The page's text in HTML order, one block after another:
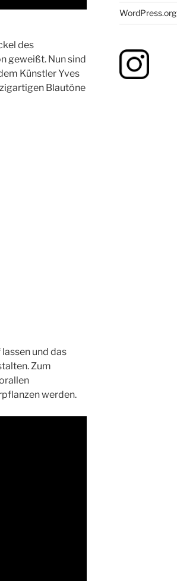
des
geweißt. Nun sind
Künstler Yves
Blautöne
und das
Zum
werden.
WordPress.org